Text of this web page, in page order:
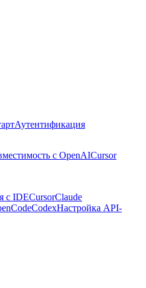
Аутентификация
с OpenAICursor
с IDECursorClaude
CodexНастройка API-